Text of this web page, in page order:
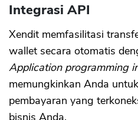
Integrasi API
Xendit memfasilitasi
wallet secara otomatis
Application programming
memungkinkan Anda
pembayaran yang
bisnis Anda.